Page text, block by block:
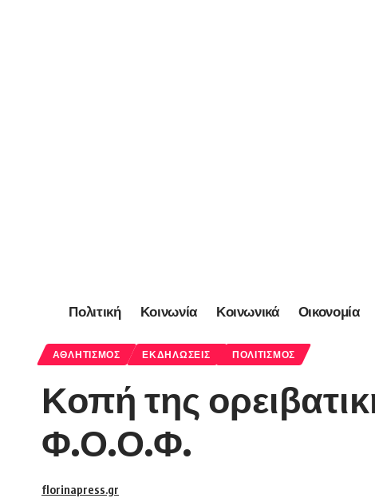
Πολιτική Κοινωνία Κοινωνικά Οικονομία
ΑΘΛΗΤΙΣΜΌΣ ΕΚΔΗΛΏΣΕΙΣ ΠΟΛΙΤΙΣΜΌΣ
Κοπή της
Φ.Ο.Ο.Φ.
florinapress.gr